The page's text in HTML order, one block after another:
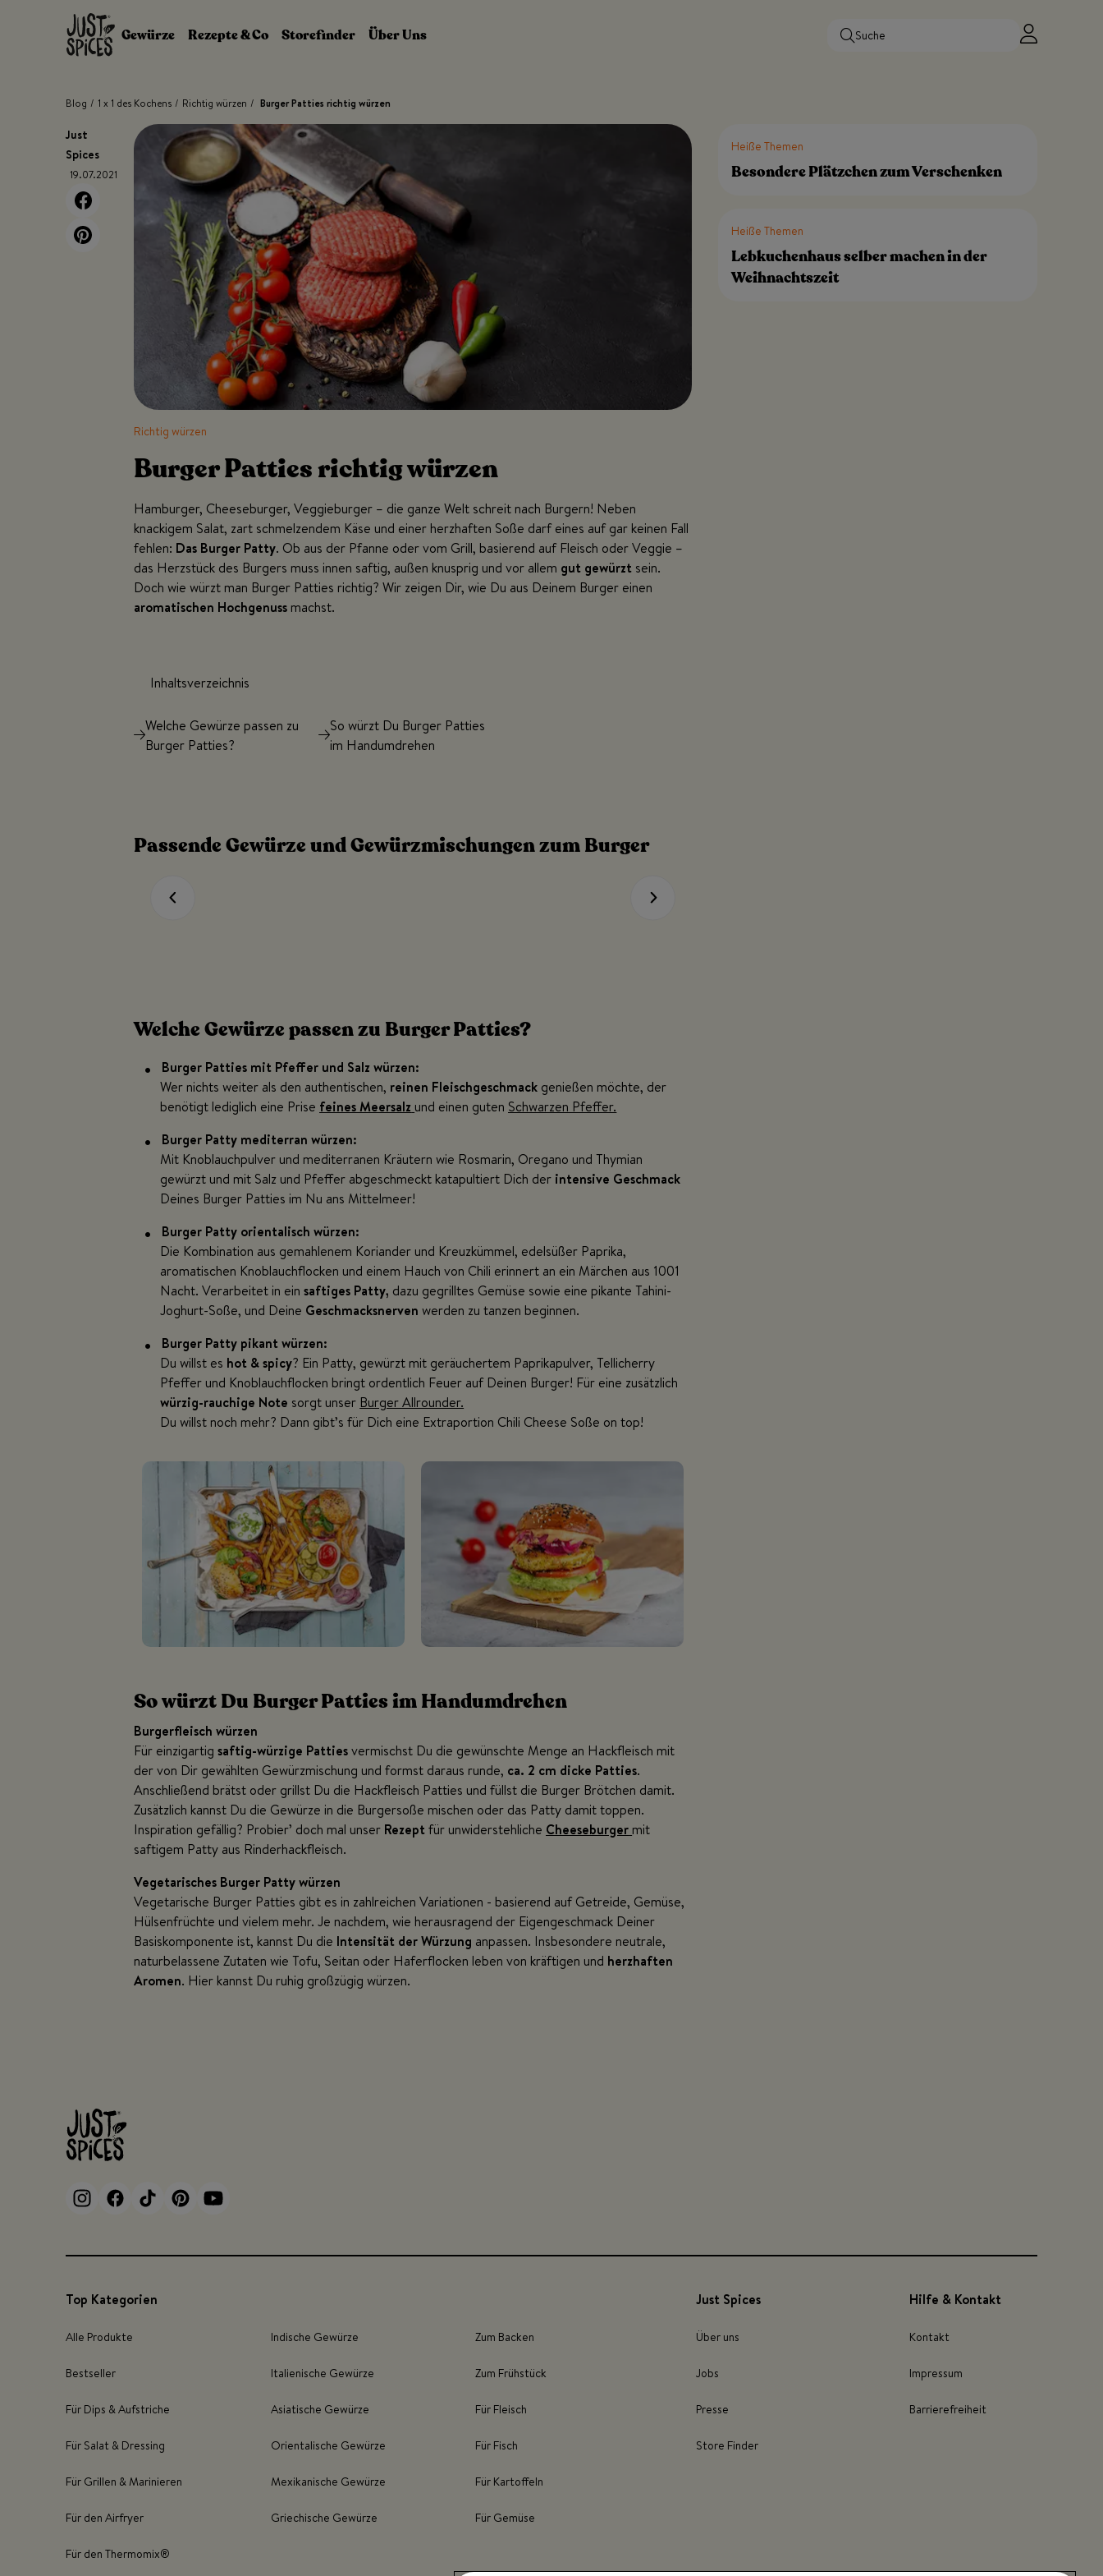
Zum Inhalt springen
Gewürze
Rezepte & Co Storefinder Über Uns
Blog / 1 x 1 des Kochens / Richtig würzen / Burger Patties richtig würzen
Just
Spices
19.07.2021
Richtig würzen
Burger Patties richtig würzen
Hamburger, Cheeseburger, Veggieburger – die ganze Welt schreit nach Burgern! Neben
knackigem Salat, zart schmelzendem Käse und einer herzhaften Soße darf eines auf gar keinen Fall
fehlen: Das Burger Patty. Ob aus der Pfanne oder vom Grill, basierend auf Fleisch oder Veggie –
das Herzstück des Burgers muss innen saftig, außen knusprig und vor allem gut gewürzt sein.
Doch wie würzt man Burger Patties richtig? Wir zeigen Dir, wie Du aus Deinem Burger einen
aromatischen Hochgenuss machst.
Inhaltsverzeichnis
Welche Gewürze passen zu
Burger Patties?
So würzt Du Burger Patties
im Handumdrehen
Passende Gewürze und Gewürzmischungen zum Burger
Welche Gewürze passen zu Burger Patties?
Burger Patties mit Pfeffer und Salz würzen:
Wer nichts weiter als den authentischen, reinen Fleischgeschmack genießen möchte, der
benötigt lediglich eine Prise feines Meersalz und einen guten Schwarzen Pfeffer.
Burger Patty mediterran würzen:
Mit Knoblauchpulver und mediterranen Kräutern wie Rosmarin, Oregano und Thymian
gewürzt und mit Salz und Pfeffer abgeschmeckt katapultiert Dich der intensive Geschmack
Deines Burger Patties im Nu ans Mittelmeer!
Burger Patty orientalisch würzen:
Die Kombination aus gemahlenem Koriander und Kreuzkümmel, edelsüßer Paprika,
aromatischen Knoblauchflocken und einem Hauch von Chili erinnert an ein Märchen aus 1001
Nacht. Verarbeitet in einsaftiges Patty, dazu gegrilltes Gemüse sowie eine pikante Tahini-
Joghurt-Soße, und Deine Geschmacksnerven werden zu tanzen beginnen.
Burger Patty pikant würzen:
Du willst es hot & spicy? Ein Patty, gewürzt mit geräuchertem Paprikapulver, Tellicherry
Pfeffer und Knoblauchflocken bringt ordentlich Feuer auf Deinen Burger! Für eine zusätzlich
würzig-rauchige Note sorgt unser Burger Allrounder.
Du willst noch mehr? Dann gibt’s für Dich eine Extraportion Chili Cheese Soße on top!
So würzt Du Burger Patties im Handumdrehen
Burgerfleisch würzen
Für einzigartig saftig-würzige Pattiesvermischst Du die gewünschte Menge an Hackfleisch mit
der von Dir gewählten Gewürzmischung und formst daraus runde, ca. 2 cm dicke Patties.
Anschließend brätst oder grillst Du die Hackfleisch Patties und füllst die Burger Brötchen damit.
Zusätzlich kannst Du die Gewürze in die Burgersoße mischen oder das Patty damit toppen.
Inspiration gefällig? Probier’ doch mal unser Rezeptfür unwiderstehliche Cheeseburger mit
saftigem Patty aus Rinderhackfleisch.
Vegetarisches Burger Patty würzen
Vegetarische Burger Patties gibt es in zahlreichen Variationen - basierend auf Getreide, Gemüse,
Hülsenfrüchte und vielem mehr. Je nachdem, wie herausragend der Eigengeschmack Deiner
Basiskomponente ist, kannst Du die Intensität der Würzung anpassen. Insbesondere neutrale,
naturbelassene Zutaten wie Tofu, Seitan oder Haferflocken leben von kräftigen und herzhaften
Aromen. Hier kannst Du ruhig großzügig würzen.
Heiße Themen
Besondere Plätzchen zum Verschenken
Heiße Themen
Lebkuchenhaus selber machen in der
Weihnachtszeit
Top Kategorien
Alle Produkte
Bestseller
Für Dips & Aufstriche
Für Salat & Dressing
Für Grillen & Marinieren
Für den Airfryer
Für den Thermomix®
Indische Gewürze
Italienische Gewürze
Asiatische Gewürze
Orientalische Gewürze
Mexikanische Gewürze
Griechische Gewürze
Zum Backen
Zum Frühstück
Für Fleisch
Für Fisch
Für Kartoffeln
Für Gemüse
Just Spices
Über uns
Jobs
Presse
Store Finder
Hilfe & Kontakt
Kontakt
Impressum
Barrierefreiheit